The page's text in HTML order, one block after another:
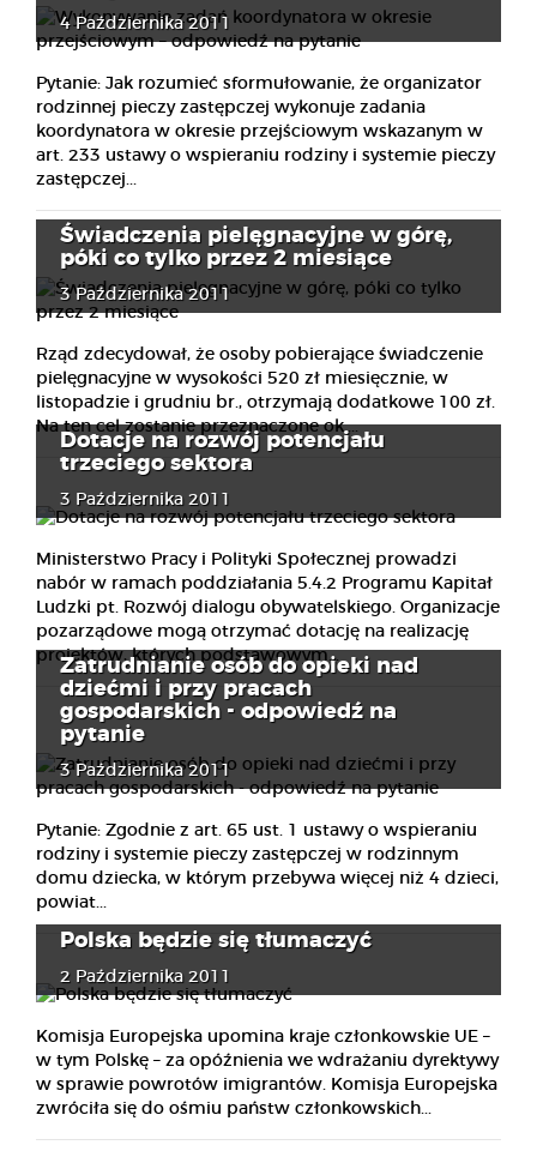
4 Października 2011
Pytanie: Jak rozumieć sformułowanie, że organizator
rodzinnej pieczy zastępczej wykonuje zadania
koordynatora w okresie przejściowym wskazanym w
art. 233 ustawy o wspieraniu rodziny i systemie pieczy
zastępczej...
Świadczenia pielęgnacyjne w górę,
póki co tylko przez 2 miesiące
3 Października 2011
Rząd zdecydował, że osoby pobierające świadczenie
pielęgnacyjne w wysokości 520 zł miesięcznie, w
listopadzie i grudniu br., otrzymają dodatkowe 100 zł.
Na ten cel zostanie przeznaczone ok....
Dotacje na rozwój potencjału
trzeciego sektora
3 Października 2011
Ministerstwo Pracy i Polityki Społecznej prowadzi
nabór w ramach poddziałania 5.4.2 Programu Kapitał
Ludzki pt. Rozwój dialogu obywatelskiego. Organizacje
pozarządowe mogą otrzymać dotację na realizację
projektów, których podstawowym...
Zatrudnianie osób do opieki nad
dziećmi i przy pracach
gospodarskich - odpowiedź na
pytanie
3 Października 2011
Pytanie: Zgodnie z art. 65 ust. 1 ustawy o wspieraniu
rodziny i systemie pieczy zastępczej w rodzinnym
domu dziecka, w którym przebywa więcej niż 4 dzieci,
powiat...
Polska będzie się tłumaczyć
2 Października 2011
Komisja Europejska upomina kraje członkowskie UE –
w tym Polskę – za opóźnienia we wdrażaniu dyrektywy
w sprawie powrotów imigrantów. Komisja Europejska
zwróciła się do ośmiu państw członkowskich...